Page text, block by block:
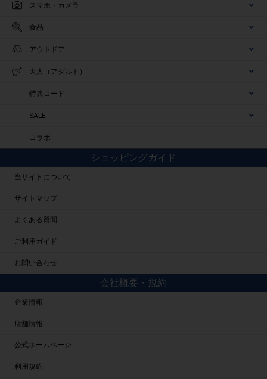
スマホ・カメラ
食品
アウトドア
大人（アダルト）
特典コード
SALE
コラボ
ショッピングガイド
当サイトについて
サイトマップ
よくある質問
ご利用ガイド
お問い合わせ
会社概要・規約
企業情報
店舗情報
公式ホームページ
利用規約